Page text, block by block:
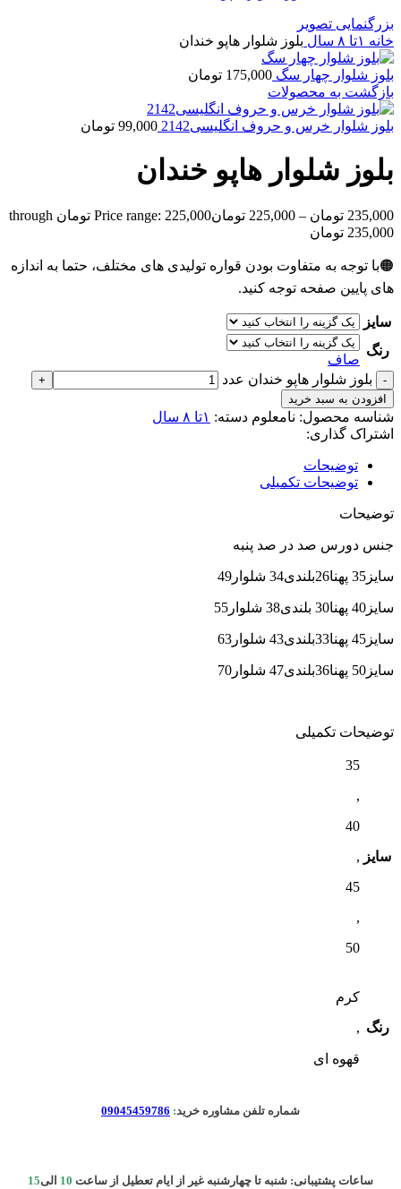
بزرگنمایی تصویر
خانه ۱تا ۸ سال بلوز شلوار هاپو خندان
بلوز شلوار چهار سگ 175,000 تومان
بازگشت به محصولات
بلوز شلوار خرس و حروف انگلیسی2142 99,000 تومان
بلوز شلوار هاپو خندان
235,000 تومان –
225,000 تومان
Price range: 225,000 تومان through
235,000 تومان
🟠با توجه به متفاوت بودن قواره تولیدی های مختلف، حتما به اندازه
های پایین صفحه توجه کنید.
سایز
رنگ
صاف
بلوز شلوار هاپو خندان عدد
افزودن به سبد خرید
شناسه محصول: نامعلوم دسته: ۱تا ۸ سال
اشتراک گذاری:
توضیحات
توضیحات تکمیلی
توضیحات
جنس دورس صد در صد پنبه
سایز35 پهنا26بلندی34 شلوار49
سایز40 پهنا30 بلندی38 شلوار55
سایز45 پهنا33بلندی43 شلوار63
سایز50 پهنا36بلندی47 شلوار70
توضیحات تکمیلی
سایز
35
,
40
,
45
,
50
رنگ
کرم
,
قهوه ای
شماره تلفن مشاوره خرید:
09045459786
ساعات پشتیبانی: شنبه تا چهارشنبه غیر از ایام تعطیل از ساعت 10 الی15